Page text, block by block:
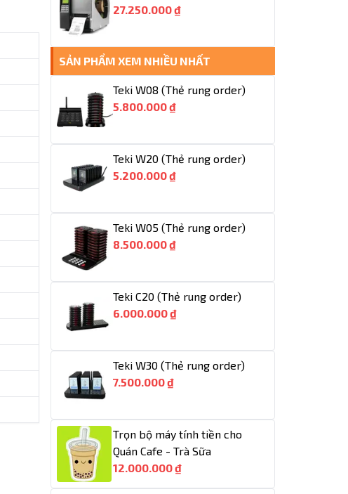
27.250.000 ₫
SẢN PHẨM XEM NHIỀU NHẤT
Teki W08 (Thẻ rung order)
5.800.000 ₫
Teki W20 (Thẻ rung order)
5.200.000 ₫
Teki W05 (Thẻ rung order)
8.500.000 ₫
Teki C20 (Thẻ rung order)
6.000.000 ₫
Teki W30 (Thẻ rung order)
7.500.000 ₫
Trọn bộ máy tính tiền cho
Quán Cafe - Trà Sữa
12.000.000 ₫